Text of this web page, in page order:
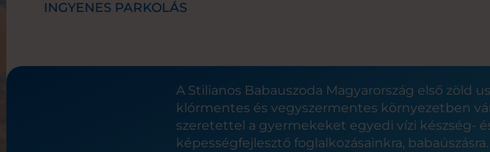
INGYENES PARKOLÁS
A Stilianos Babauszoda Magyarország első zöld
klórmentes és vegyszermentes környezetben
szeretettel a gyermekeket egyedi vízi készség-
képességfejlesztő foglalkozásainkra, babaúszásra.